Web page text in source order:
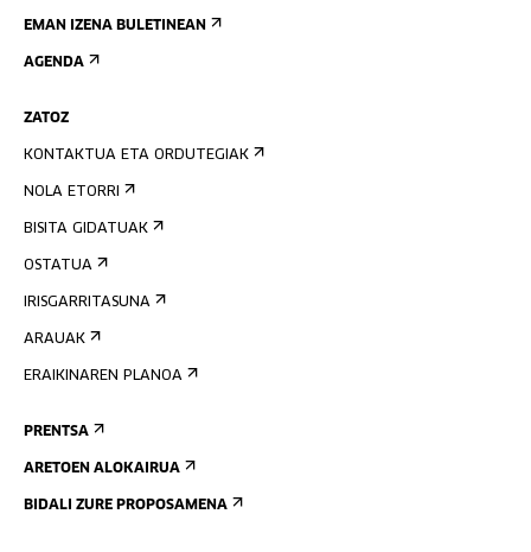
EMAN IZENA BULETINEAN
AGENDA
ZATOZ
KONTAKTUA ETA ORDUTEGIAK
NOLA ETORRI
BISITA GIDATUAK
OSTATUA
IRISGARRITASUNA
ARAUAK
ERAIKINAREN PLANOA
PRENTSA
ARETOEN ALOKAIRUA
BIDALI ZURE PROPOSAMENA